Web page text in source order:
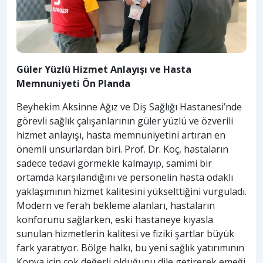
Güler Yüzlü Hizmet Anlayışı ve Hasta
Memnuniyeti Ön Planda
Beyhekim Aksinne Ağız ve Diş Sağlığı Hastanesi’nde
görevli sağlık çalışanlarının güler yüzlü ve özverili
hizmet anlayışı, hasta memnuniyetini artıran en
önemli unsurlardan biri. Prof. Dr. Koç, hastaların
sadece tedavi görmekle kalmayıp, samimi bir
ortamda karşılandığını ve personelin hasta odaklı
yaklaşımının hizmet kalitesini yükselttiğini vurguladı.
Modern ve ferah bekleme alanları, hastaların
konforunu sağlarken, eski hastaneye kıyasla
sunulan hizmetlerin kalitesi ve fiziki şartlar büyük
fark yaratıyor. Bölge halkı, bu yeni sağlık yatırımının